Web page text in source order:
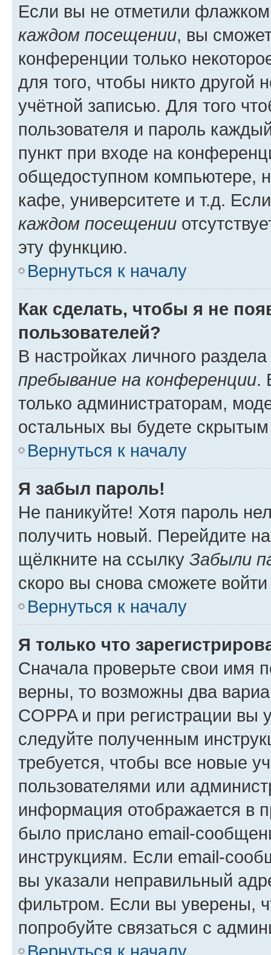
Если вы не отметили
каждом посещении, вы
конференции только
для того, чтобы никто другой
учётной записью. Для того
пользователя и пароль
пункт при входе на
общедоступном компьютере,
кафе, университете и т.д.
каждом посещении
эту функцию.
Вернуться к началу
Как сделать, чтобы я не
пользователей?
В настройках личного
пребывание на конференции.
только администраторам,
остальных вы будете
Вернуться к началу
Я забыл пароль!
Не паникуйте! Хотя пароль
получить новый. Перейдите
щёлкните на ссылку Забыли
скоро вы снова сможете
Вернуться к началу
Я только что
Сначала проверьте свои имя
верны, то возможны два
COPPA и при регистрации вы
следуйте полученным
требуется, чтобы все новые
пользователями или
информация отображается в
было прислано email-
инструкциям. Если email-
вы указали неправильный
фильтром. Если вы уверены,
попробуйте связаться с
Вернуться к началу